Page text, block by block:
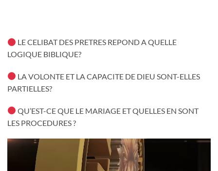
LE CELIBAT DES PRETRES REPOND A QUELLE
LOGIQUE BIBLIQUE?
LA VOLONTE ET LA CAPACITE DE DIEU SONT-ELLES
PARTIELLES?
QU’EST-CE QUE LE MARIAGE ET QUELLES EN SONT
LES PROCEDURES ?